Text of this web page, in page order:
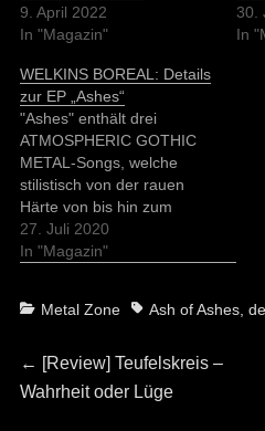
9. April 2022
In "Magazin"
30.
In
WELKINS BOREAL: Details
zur EP „Ashes“
"Ashes" enthält drei
ATMOSPHERIC GOTHIC
METAL-Songs, welche
stilistisch von der rauen
Härte von bis hin zum
eingängig melodischen
Titelstück variieren.
27. Juli 2020
In "Magazin"
Categories
Metal Zone TagsAsh of Ashes,
← Previous
post:
[Review] Teufelskreis –
Wahrheit oder Lüge